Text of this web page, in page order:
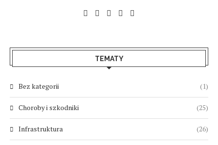
TEMATY
Bez kategorii (1)
Choroby i szkodniki (25)
Infrastruktura (26)